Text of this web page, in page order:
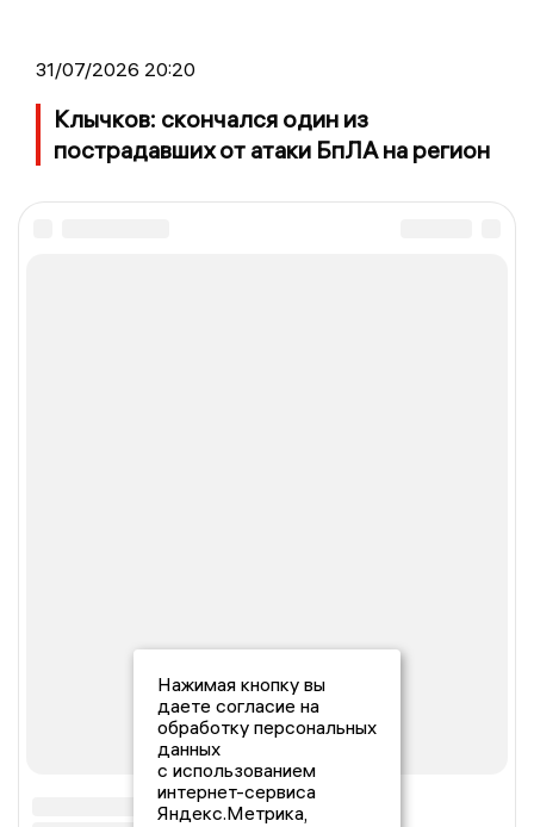
31/07/2026 20:20
Клычков: скончался один из
пострадавших от атаки БпЛА на регион
Нажимая кнопку вы
даете согласие на
обработку персональных
данных
с использованием
интернет-сервиса
Яндекс.Метрика,